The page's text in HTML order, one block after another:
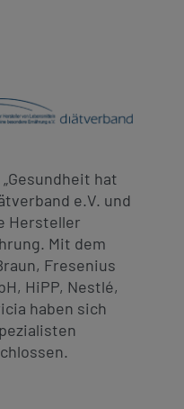
hat
e.V. und
Hersteller
Mit dem
Fresenius
HiPP, Nestlé,
haben sich